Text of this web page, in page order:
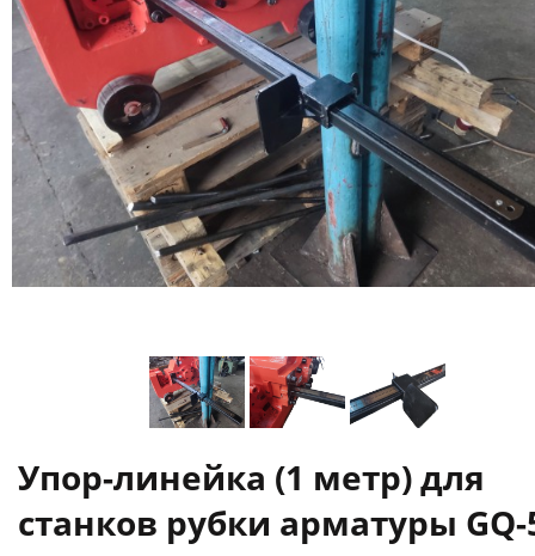
Упор-линейка (1 метр) для
станков рубки арматуры GQ-